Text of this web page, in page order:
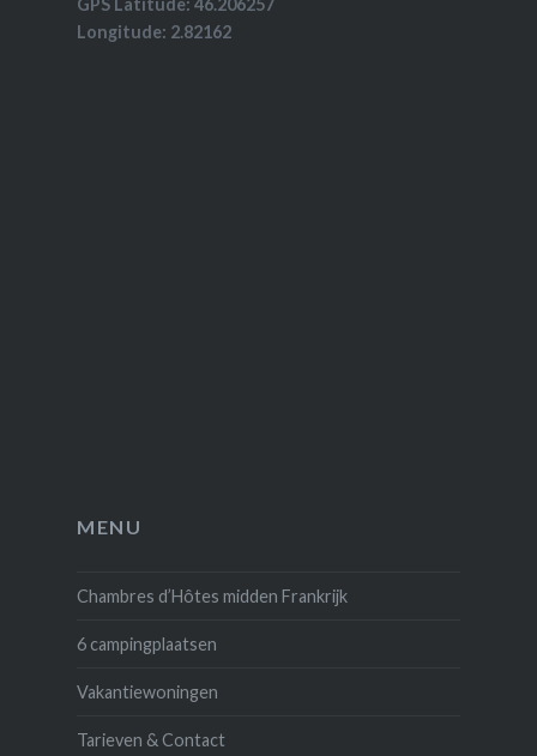
Longitude: 2.82162
MENU
Chambres d’Hôtes midden Frankrijk
6 campingplaatsen
Vakantiewoningen
Tarieven & Contact